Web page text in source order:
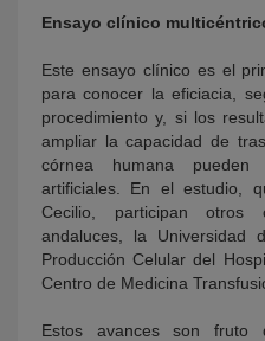
Ensayo clínico
Este ensayo clínico es el
para conocer la eficiacia,
procedimiento y, si los
ampliar la capacidad de
córnea humana pueden
artificiales. En el estudio,
Cecilio, participan otros
andaluces, la
Producción Celular del
Centro de Medicina
Estos avances son fruto